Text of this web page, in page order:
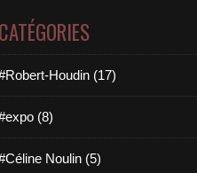
CATÉGORIES
Houdin (17)
(8)
Noulin (5)